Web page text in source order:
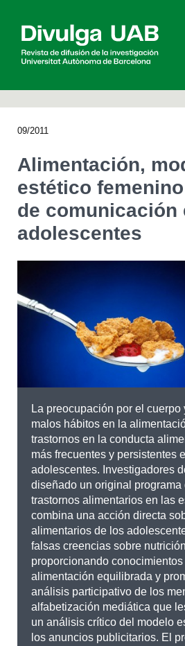
Agenda
English Català
09/2011
Alimentación,
estético
de comunicación
adolescentes
La preocupación por el cuerpo
malos hábitos en la
trastornos en la conducta
más frecuentes y persistentes
adolescentes. Investigadores
diseñado un original
trastornos alimentarios en las
combina una acción directa
alimentarios de los
falsas creencias sobre
proporcionando
alimentación equilibrada y
análisis participativo de los
alfabetización mediática que
un análisis crítico del modelo
los anuncios publicitarios. El